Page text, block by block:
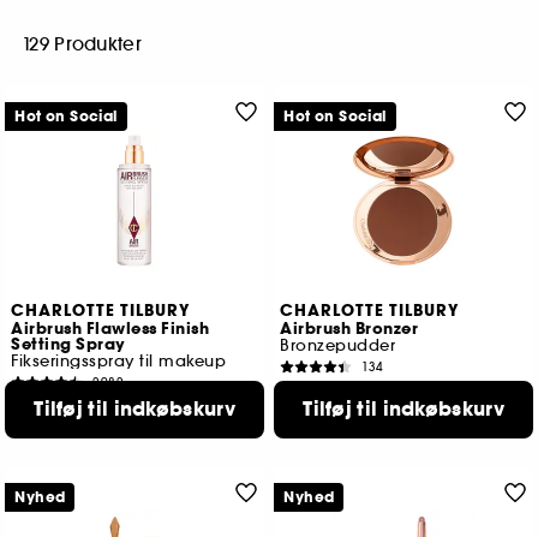
129 Produkter
CHARLOTTE TILBURY
Airbrush Flawless Finish
Setting Spray
Fikseringsspray til makeup
2982
Fra:139,00 KR
Tilføj til indkøbskurv
Hot on Social
CHARLOTTE TILBURY
Airbrush Bronzer
Bronzepudder
134
4 tilgængelige farver
Tilføj til indkøbskurv
Hot on Social
Nyhed Nyhed